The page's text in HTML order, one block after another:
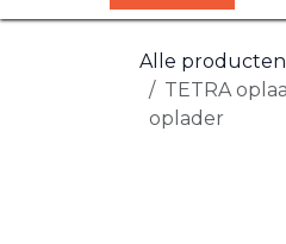
Alle producten
TETRA
oplader